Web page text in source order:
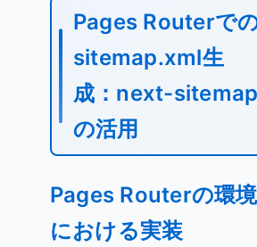
Pages Routerで
sitemap.xml生
成：next-sitemap
の活用
Pages Routerの環境
における実装